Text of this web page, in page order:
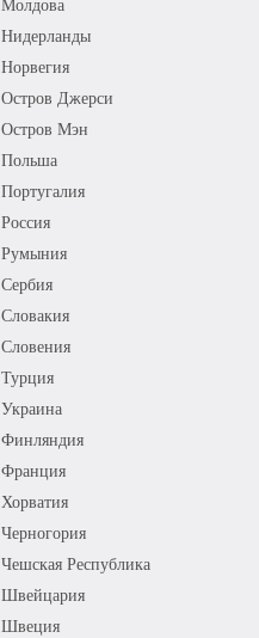
Нидерланды
Норвегия
Остров Джерси
Остров Мэн
Польша
Португалия
Россия
Румыния
Сербия
Словакия
Словения
Турция
Украина
Финляндия
Франция
Хорватия
Черногория
Чешская Республика
Швейцария
Швеция